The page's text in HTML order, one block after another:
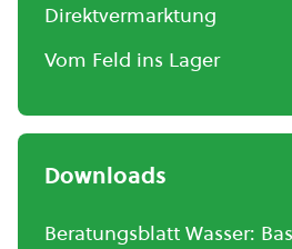
Direktvermarktung
Vom Feld ins Lager
Downloads
Beratungsblatt Wasser: